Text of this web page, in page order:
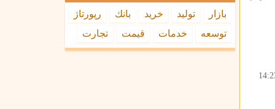
بازار تولید خرید بانك
رپورتاژ
توسعه
خدمات قیمت تجارت